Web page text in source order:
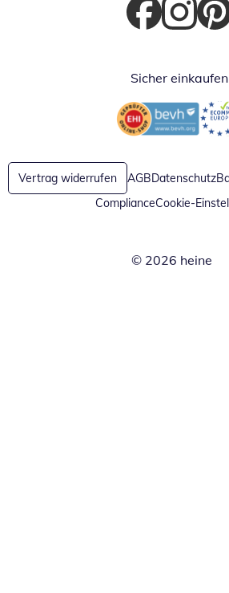
Öffnet in neuem
Öffnet in
Sicher einkaufen
Öffnet in neuem
Vertrag widerrufen AGBDatenschutz
ComplianceCookie-
© 2026 heine